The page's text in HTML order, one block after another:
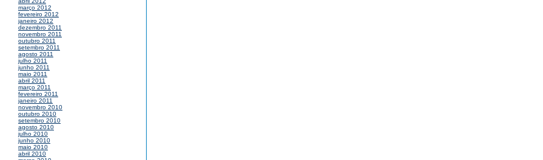
março 2012
fevereiro 2012
janeiro 2012
dezembro 2011
novembro 2011
outubro 2011
setembro 2011
agosto 2011
julho 2011
junho 2011
maio 2011
abril 2011
março 2011
fevereiro 2011
janeiro 2011
novembro 2010
outubro 2010
setembro 2010
agosto 2010
julho 2010
junho 2010
maio 2010
abril 2010